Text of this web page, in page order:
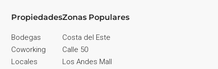
Propiedades
Bodegas
Coworking
Locales
Zonas Populares
Costa del Este
Calle 50
Los Andes Mall